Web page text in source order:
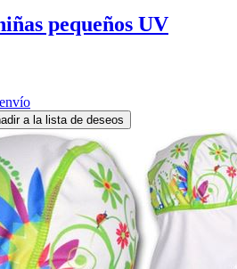
pequeños UV
envío